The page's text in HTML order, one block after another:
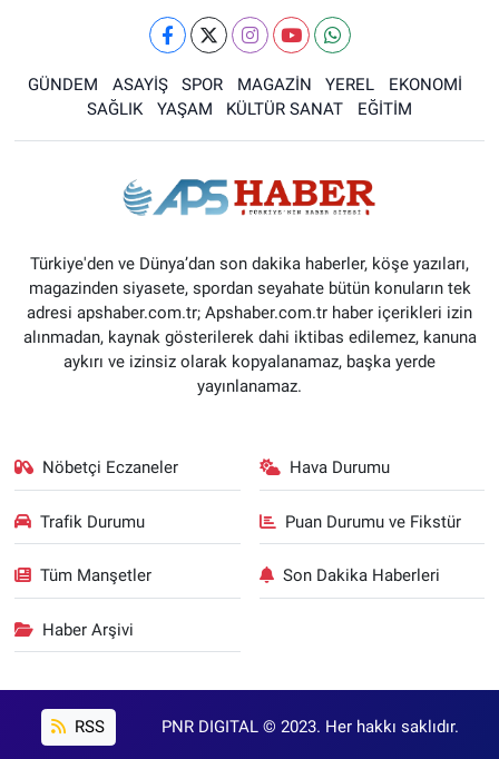
GÜNDEM ASAYİŞ SPOR MAGAZİN YEREL
EKONOMİ
SAĞLIK
YAŞAM KÜLTÜR SANAT EĞİTİM
Türkiye'den ve Dünya’dan son dakika haberler, köşe yazıları,
magazinden siyasete, spordan seyahate bütün konuların tek
adresi apshaber.com.tr; Apshaber.com.tr haber içerikleri izin
alınmadan, kaynak gösterilerek dahi iktibas edilemez, kanuna
aykırı ve izinsiz olarak kopyalanamaz, başka yerde
yayınlanamaz.
Nöbetçi Eczaneler Hava Durumu
Trafik Durumu Puan Durumu ve Fikstür
Tüm Manşetler Son Dakika Haberleri
Haber Arşivi
RSS PNR DIGITAL © 2023. Her hakkı saklıdır.